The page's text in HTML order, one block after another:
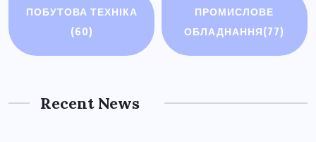
ПОБУТОВА ТЕХНІКА
(60)
ПРОМИСЛОВЕ
ОБЛАДНАННЯ(77)
Recent News